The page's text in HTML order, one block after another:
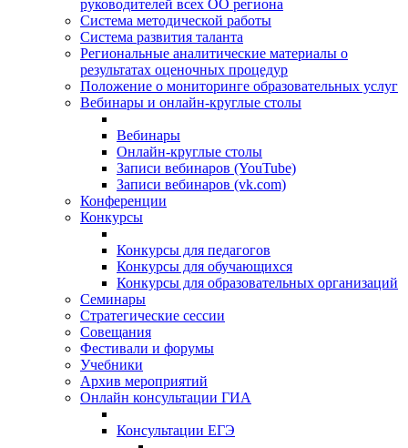
руководителей всех ОО региона
Система методической работы
Система развития таланта
Региональные аналитические материалы о
результатах оценочных процедур
Положение о мониторинге образовательных услуг
Вебинары и онлайн-круглые столы
Вебинары
Онлайн-круглые столы
Записи вебинаров (YouTube)
Записи вебинаров (vk.com)
Конференции
Конкурсы
Конкурсы для педагогов
Конкурсы для обучающихся
Конкурсы для образовательных организаций
Семинары
Стратегические сессии
Совещания
Фестивали и форумы
Учебники
Архив мероприятий
Онлайн консультации ГИА
Консультации ЕГЭ